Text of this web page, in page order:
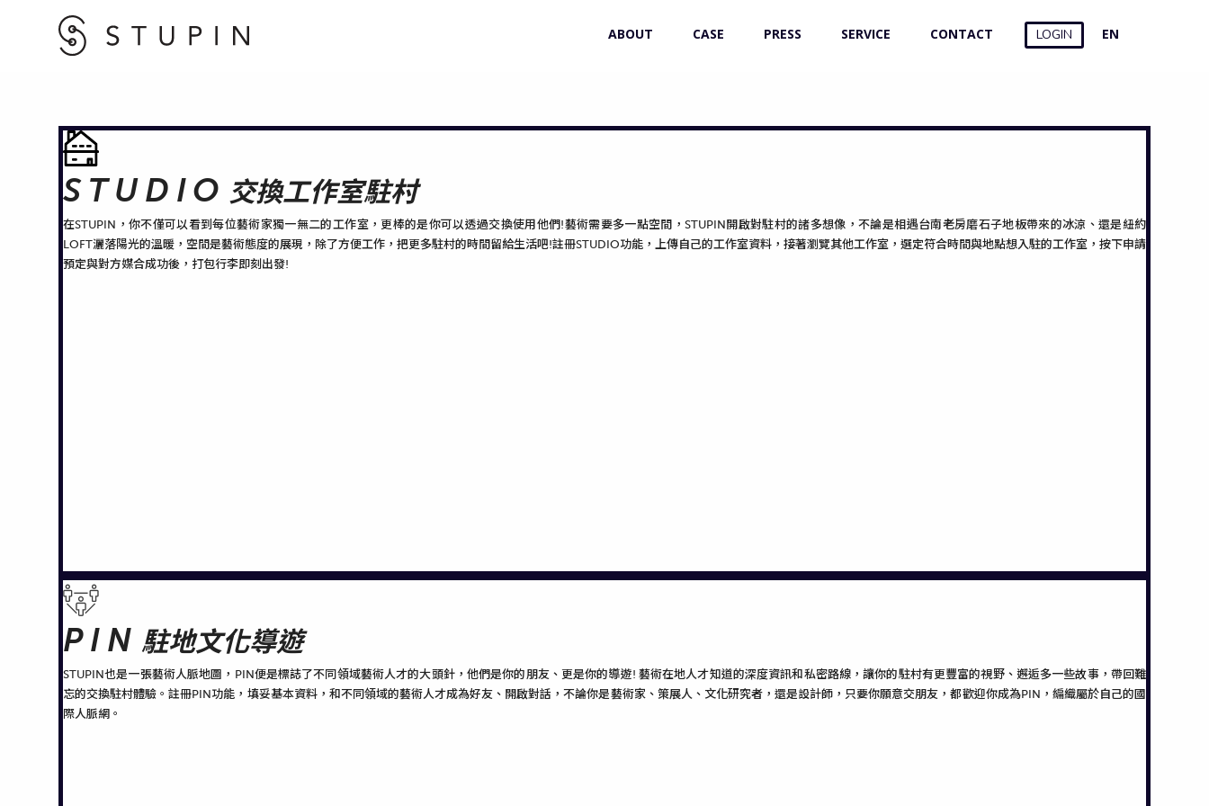
ABOUT CASE PRESS SERVICE CONTACT LOGIN EN
STUDIO 交換工作室駐村
在STUPIN，你不僅可以看到每位藝術家獨一無二的工作室，更棒的是你可以透過交換使用他們!藝術需要多一點空間，STUPIN開啟對駐村的諸多想像，不論是相遇台南老房磨石子地板帶來的冰涼、還是紐約
LOFT灑落陽光的溫暖，空間是藝術態度的展現，除了方便工作，把更多駐村的時間留給生活吧!註冊STUDIO功能，上傳自己的工作室資料，接著瀏覽其他工作室，選定符合時間與地點想入駐的工作室，按下申請
預定與對方媒合成功後，打包行李即刻出發!
PIN 駐地文化導遊
STUPIN也是一張藝術人脈地圖，PIN便是標誌了不同領域藝術人才的大頭針，他們是你的朋友、更是你的導遊! 藝術在地人才知道的深度資訊和私密路線，讓你的駐村有更豐富的視野、邂逅多一些故事，帶回難
忘的交換駐村體驗。註冊PIN功能，填妥基本資料，和不同領域的藝術人才成為好友、開啟對話，不論你是藝術家、策展人、文化研究者，還是設計師，只要你願意交朋友，都歡迎你成為PIN，編織屬於自己的國
際人脈網。